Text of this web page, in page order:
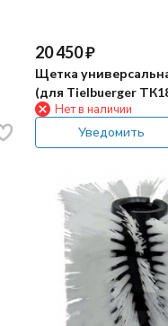
20 450₽
Щетка
(для Tielbuerger
ТК36, ТК38)
Нет в наличии
Уведомить